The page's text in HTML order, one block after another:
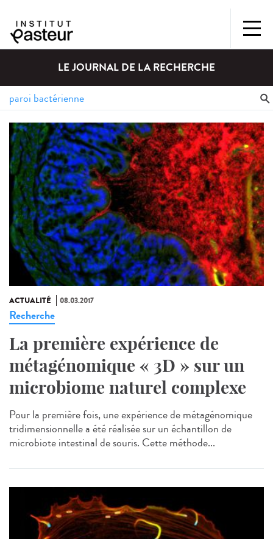
LE JOURNAL DE LA RECHERCHE
ACTUALITÉ 08.03.2017
Recherche
La première expérience de
métagénomique « 3D » sur un
microbiome naturel complexe
Pour la première fois, une expérience de métagénomique
tridimensionnelle a été réalisée sur un échantillon de
microbiote intestinal de souris. Cette méthode...